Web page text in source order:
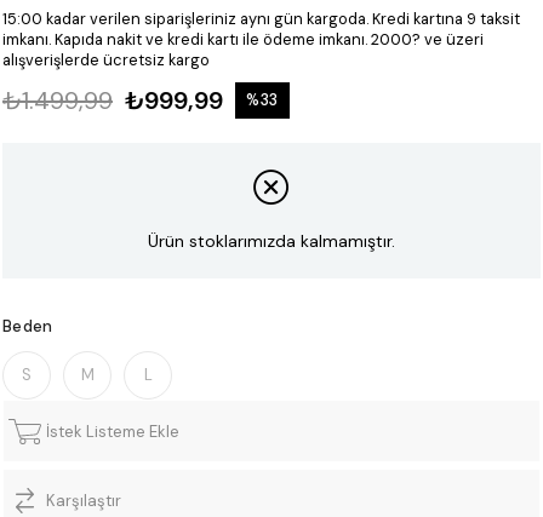
15:00 kadar verilen siparişleriniz aynı gün kargoda.Kredi kartına 9 taksit
imkanı.Kapıda nakit ve kredi kartı ile ödeme imkanı.2000? ve üzeri
alışverişlerde ücretsiz kargo
₺1.499,99 ₺999,99 %33
Ürün stoklarımızda kalmamıştır.
Beden
S M L
İstek Listeme Ekle
Karşılaştır